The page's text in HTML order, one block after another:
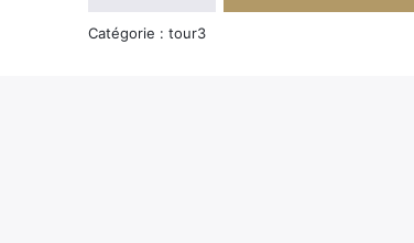
2026_FSGT_Samedi_tour3_038
Catégorie : tour3